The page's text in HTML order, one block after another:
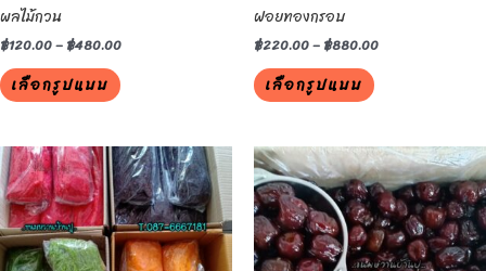
ผลไม้กวน
฿120.00–฿480.00
เลือกรูปแบบ
the
product
page
ฝอยทองกรอบ
฿220.00–฿880.00
เลือกรูปแบบ
the
product
page
This
product
has
multiple
This
product
has
multiple